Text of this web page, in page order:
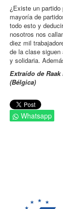
¿Existe un
mayoría de
todo esto y
nosotros nos
diez mil
de la clase
y solidaria.
Extraído de
(Bélgica)
Whatsapp